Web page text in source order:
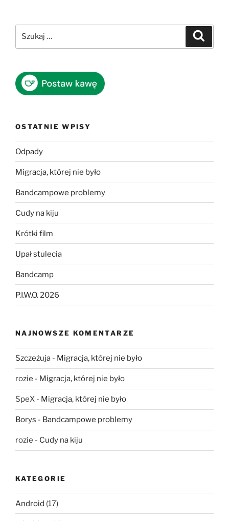
OSTATNIE WPISY
Odpady
Migracja, której nie było
Bandcampowe problemy
Cudy na kiju
Krótki film
Upał stulecia
Bandcamp
P.I.W.O. 2026
NAJNOWSZE KOMENTARZE
Szczeżuja - Migracja, której nie było
rozie - Migracja, której nie było
SpeX - Migracja, której nie było
Borys - Bandcampowe problemy
rozie - Cudy na kiju
KATEGORIE
Android (17)